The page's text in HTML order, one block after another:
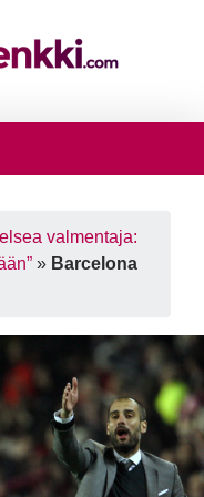
valmentaja:
» Barcelona